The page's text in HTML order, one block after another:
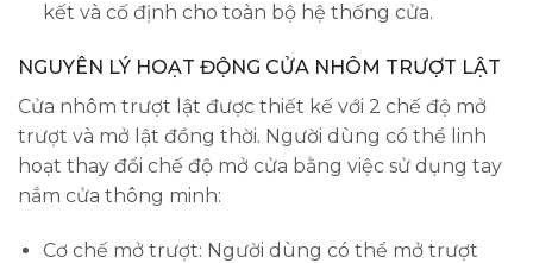
kết và cố định cho toàn bộ hệ thống cửa.
NGUYÊN LÝ HOẠT ĐỘNG CỬA NHÔM TRƯỢT LẬT
Cửa nhôm trượt lật được thiết kế với 2 chế độ mở
trượt và mở lật đồng thời. Người dùng có thể linh
hoạt thay đổi chế độ mở cửa bằng việc sử dụng tay
nắm cửa thông minh:
Cơ chế mở trượt: Người dùng có thể mở trượt